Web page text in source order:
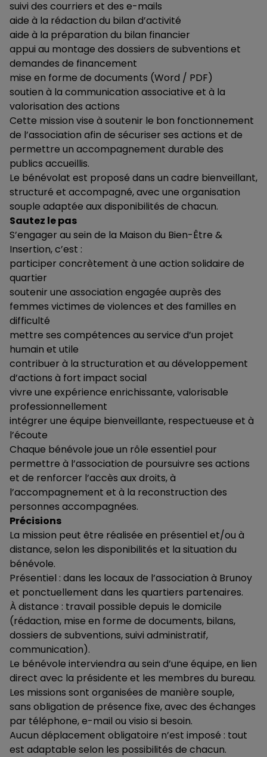
suivi des courriers et des e-mails
aide à la rédaction du bilan d’activité
aide à la préparation du bilan financier
appui au montage des dossiers de subventions et
demandes de financement
mise en forme de documents (Word / PDF)
soutien à la communication associative et à la
valorisation des actions
Cette mission vise à soutenir le bon fonctionnement
de l’association afin de sécuriser ses actions et de
permettre un accompagnement durable des
publics accueillis.
Le bénévolat est proposé dans un cadre bienveillant,
structuré et accompagné, avec une organisation
souple adaptée aux disponibilités de chacun.
Sautez le pas
S’engager au sein de la Maison du Bien-Être &
Insertion, c’est :
participer concrètement à une action solidaire de
quartier
soutenir une association engagée auprès des
femmes victimes de violences et des familles en
difficulté
mettre ses compétences au service d’un projet
humain et utile
contribuer à la structuration et au développement
d’actions à fort impact social
vivre une expérience enrichissante, valorisable
professionnellement
intégrer une équipe bienveillante, respectueuse et à
l’écoute
Chaque bénévole joue un rôle essentiel pour
permettre à l’association de poursuivre ses actions
et de renforcer l’accès aux droits, à
l’accompagnement et à la reconstruction des
personnes accompagnées.
Précisions
La mission peut être réalisée en présentiel et/ou à
distance, selon les disponibilités et la situation du
bénévole.
Présentiel : dans les locaux de l’association à Brunoy
et ponctuellement dans les quartiers partenaires.
À distance : travail possible depuis le domicile
(rédaction, mise en forme de documents, bilans,
dossiers de subventions, suivi administratif,
communication).
Le bénévole interviendra au sein d’une équipe, en lien
direct avec la présidente et les membres du bureau.
Les missions sont organisées de manière souple,
sans obligation de présence fixe, avec des échanges
par téléphone, e-mail ou visio si besoin.
Aucun déplacement obligatoire n’est imposé : tout
est adaptable selon les possibilités de chacun.